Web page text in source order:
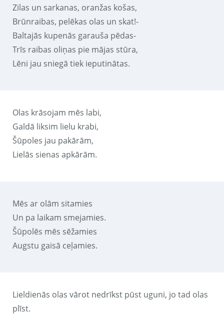
Zilas un sarkanas, oranžas košas,
Brūnraibas, pelēkas olas un skat!-
Baltajās kupenās garauša pēdas-
Trīs raibas oliņas pie mājas stūra,
Lēni jau sniegā tiek ieputinātas.
Olas krāsojam mēs labi,
Galdā liksim lielu krabi,
Šūpoles jau pakārām,
Lielās sienas apkārām.
Mēs ar olām sitamies
Un pa laikam smejamies.
Šūpolēs mēs sēžamies
Augstu gaisā ceļamies.
Lieldienās olas vārot nedrīkst pūst uguni, jo tad olas
plīst.